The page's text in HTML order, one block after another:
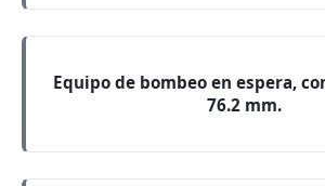
Equipo de bombeo en espera,
76.2 mm.